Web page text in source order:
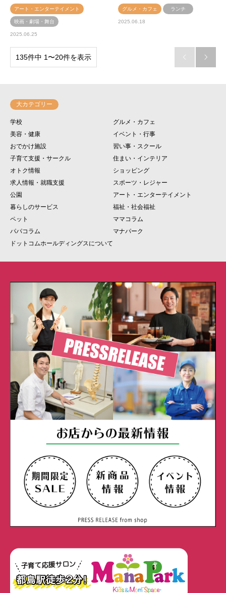
アート・エンターテイメント
映画・劇場・舞台
2025.06.25
グルメ・カフェ ランチ
2025.06.18
135件中 1〜20件を表示  
大カテゴリー
学校
グルメ・カフェ
美容・健康
イベント・行事
おでかけ施設
習い事・スクール
子育て支援・サークル
住まい・インテリア
オトク情報
ショッピング
求人情報・就職支援
スポーツ・レジャー
公園
アート・エンターテイメント
暮らしのサービス
福祉・社会福祉
ペット
ママコラム
パパコラム
マナパーク
ドットコムホールディングスについて